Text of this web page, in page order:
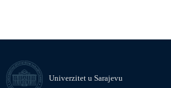
Univerzitet u Sarajevu